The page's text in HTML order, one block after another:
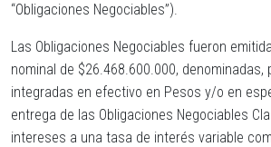
“Obligaciones Negociables”).
Las Obligaciones Negociables fueron
nominal de $26.468.600.000, denominadas,
integradas en efectivo en Pesos y/o en
entrega de las Obligaciones Negociables
intereses a una tasa de interés variable